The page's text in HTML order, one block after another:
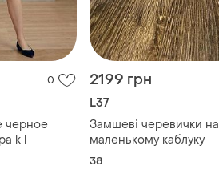
0
черное
k l
2199 грн
L37
Замшеві черевички на
маленькому каблуку
38